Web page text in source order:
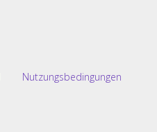
Nutzungsbedingungen